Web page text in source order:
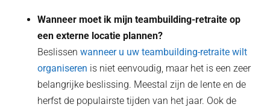
Wanneer moet ik mijn teambuilding-retraite op
een externe locatie plannen?
Beslissenwanneer u uw teambuilding-retraite wilt
organiseren is niet eenvoudig, maar het is een zeer
belangrijke beslissing. Meestal zijn de lente en de
herfst de populairste tijden van het jaar. Ook de